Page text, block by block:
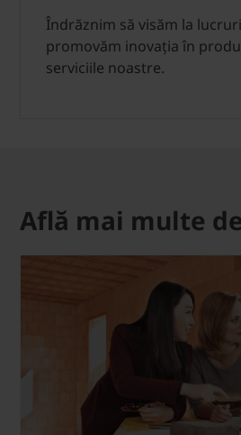
Îndrăznim să visăm la
promovăm inovația în
serviciile noastre.
Află mai multe